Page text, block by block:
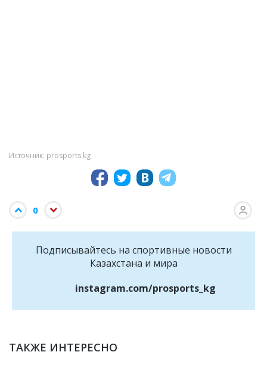
Источник: prosports.kg
0
Подписывайтесь на cпортивные новости
Казахстана и мира
instagram.com/prosports_kg
ТАКЖЕ ИНТЕРЕСНО